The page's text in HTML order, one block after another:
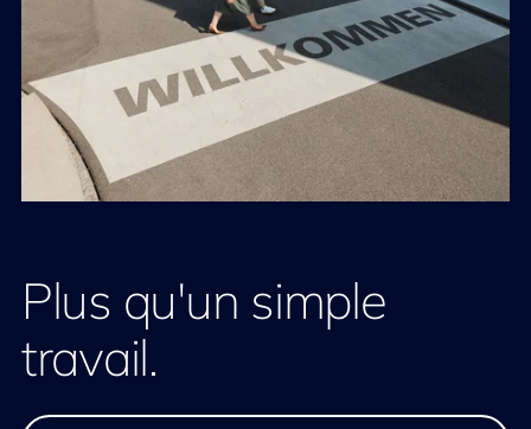
Plus qu'un simple
travail.